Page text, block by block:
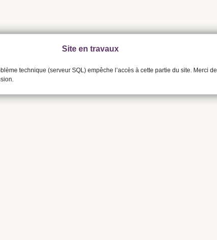
Site en travaux
technique (serveur SQL) empêche l’accès à cette partie du site. Merci de